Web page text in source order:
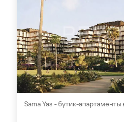
Sama Yas - бутик-